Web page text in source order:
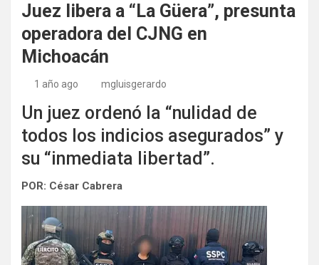
Juez libera a “La Güera”, presunta
operadora del CJNG en
Michoacán
1 año ago mgluisgerardo
Un juez ordenó la “nulidad de
todos los indicios asegurados” y
su “inmediata libertad”.
POR: César Cabrera